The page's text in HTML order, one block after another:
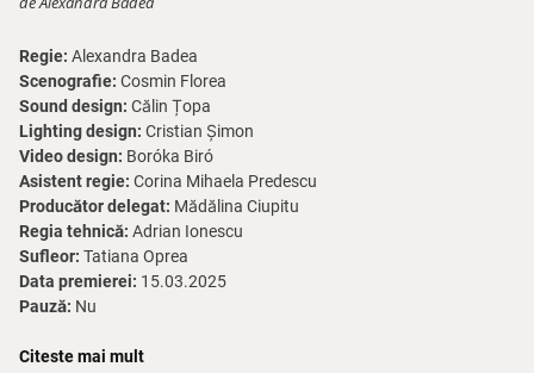
Regie: Alexandra Badea
Scenografie: Cosmin Florea
Sound design: Călin Țopa
Lighting design: Cristian Șimon
Video design: Boróka Biró
Asistent regie: Corina Mihaela Predescu
Producător delegat: Mădălina Ciupitu
Regia tehnică: Adrian Ionescu
Sufleor: Tatiana Oprea
Data premierei: 15.03.2025
Pauză: Nu
După marele succes al spectacolului
Citeste mai mult